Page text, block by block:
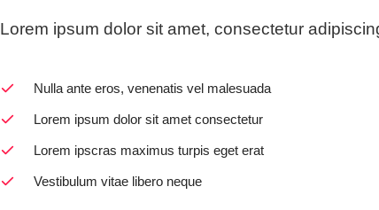
Lorem ipsum dolor sit amet, consectetur
Nulla ante eros, venenatis vel malesuada
Lorem ipsum dolor sit amet consectetur
Lorem ipscras maximus turpis eget erat
Vestibulum vitae libero neque